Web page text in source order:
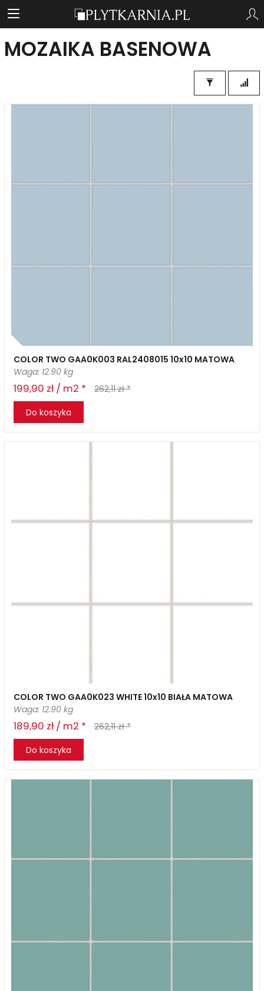
MOZAIKA BASENOWA
COLOR TWO GAA0K003 RAL2408015 10x10 MATOWA
Waga: 12.90 kg
199,90 zł / m2 *
262,11 zł *
Do koszyka
COLOR TWO GAA0K023 WHITE 10x10 BIAŁA MATOWA
Waga: 12.90 kg
189,90 zł / m2 *
262,11 zł *
Do koszyka